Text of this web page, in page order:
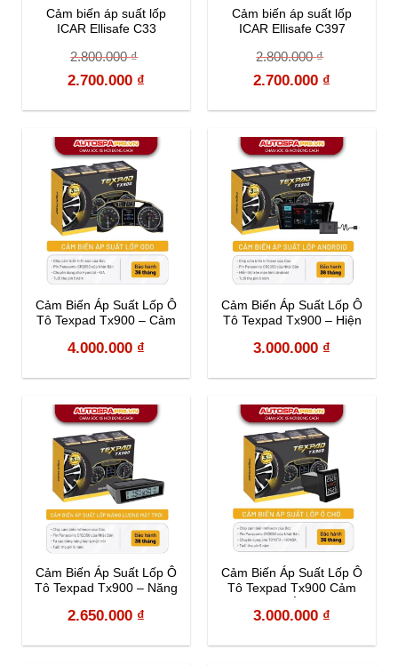
Cảm biến áp suất lốp
ICAR Ellisafe C33
2.800.000₫
Original
2.800.000 ₫.
2.700.000 ₫
2.700.000 ₫.
Cảm biến áp suất lốp
ICAR Ellisafe C397
2.800.000₫
Original
2.800.000 ₫.
2.700.000 ₫
2.700.000
Cảm Biến Áp Suất Lốp Ô
Tô Texpad Tx900 – Cảm
4.000.000 ₫
Cảm Biến Áp Suất Lốp Ô
Tô Texpad Tx900 – Hiện
3.000.000 ₫
Cảm Biến Áp Suất Lốp Ô
Tô Texpad Tx900 – Năng
2.650.000 ₫
Cảm Biến Áp Suất Lốp Ô
Tô Texpad Tx900 Cảm
3.000.000 ₫